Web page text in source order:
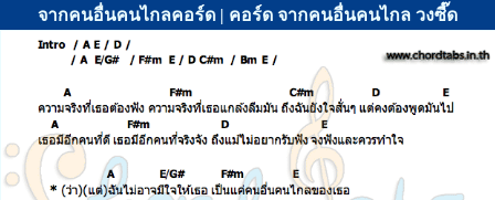
จากคนอื่นคนไกลคอร์ด | คอร์ด จากคนอื่นคนไกล วงซี๊ด